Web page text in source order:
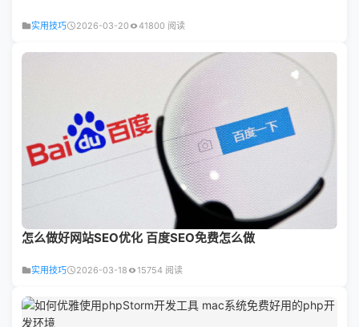
实用技巧 2026-03-20 41800 阅读
怎么做好网站SEO优化 百度SEO免费怎么做
实用技巧 2026-03-18 15754 阅读